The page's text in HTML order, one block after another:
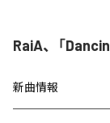
RaiA、「
新曲情報